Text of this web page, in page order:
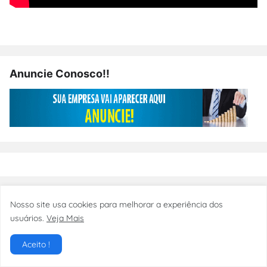
Anuncie Conosco!!
Nosso site usa cookies para melhorar a experiência dos
usuários. Veja Mais
Aceito !